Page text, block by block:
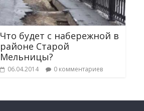
Что будет с набережной в
районе Старой
Мельницы?
06.04.2014 0 комментариев